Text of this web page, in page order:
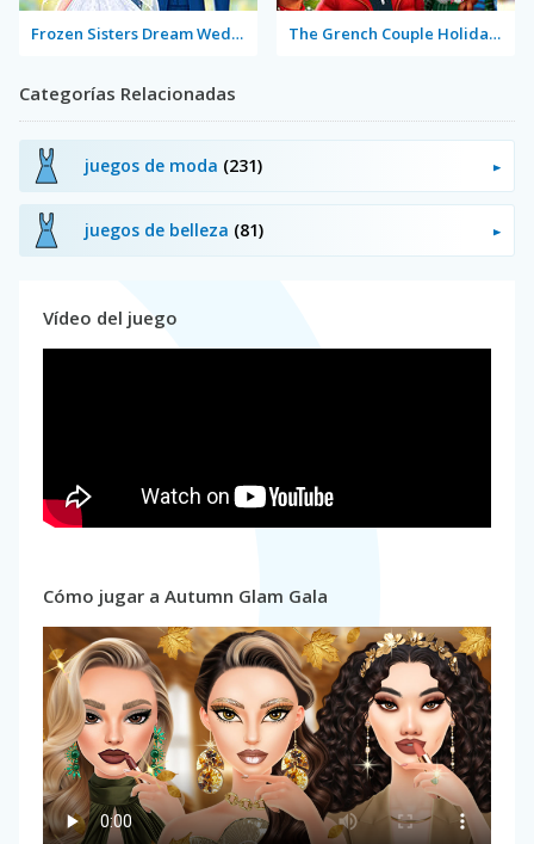
Frozen Sisters Dream Wedding The Grench Couple Holiday Dress Up
Categorías Relacionadas
juegos de moda (231)
juegos de belleza (81)
Vídeo del juego
Cómo jugar a Autumn Glam Gala